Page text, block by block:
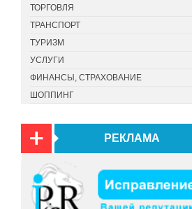
ТОРГОВЛЯ
ТРАНСПОРТ
ТУРИЗМ
УСЛУГИ
ФИНАНСЫ, СТРАХОВАНИЕ
ШОППИНГ
РЕКЛАМА